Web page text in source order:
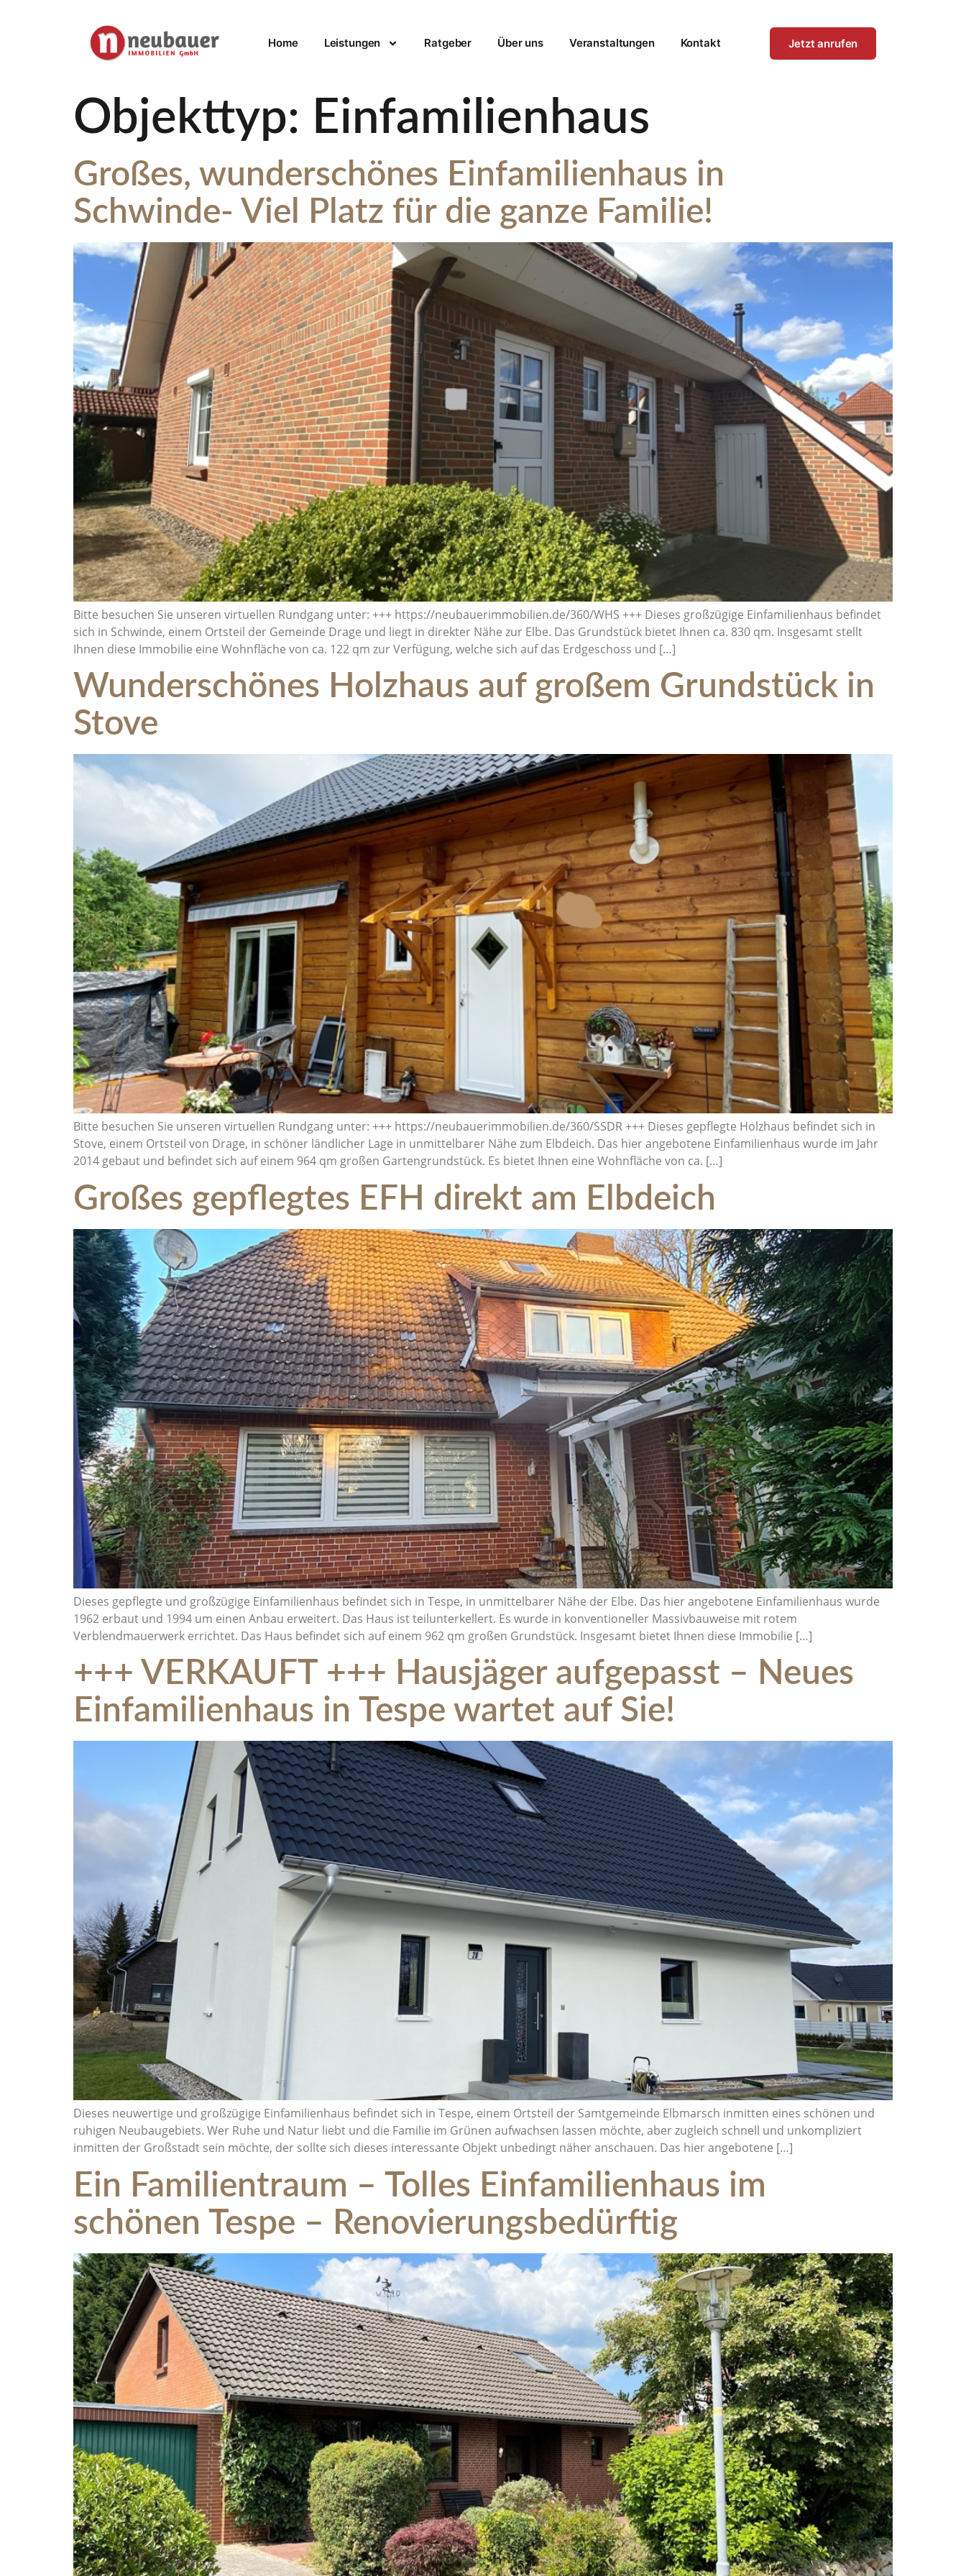
Home Leistungen Ratgeber Über uns Veranstaltungen Kontakt Jetzt anrufen
Objekttyp: Einfamilienhaus
Großes, wunderschönes Einfamilienhaus in
Schwinde- Viel Platz für die ganze Familie!
Bitte besuchen Sie unseren virtuellen Rundgang unter: +++ https://neubauerimmobilien.de/360/WHS +++ Dieses großzügige Einfamilienhaus befindet
sich in Schwinde, einem Ortsteil der Gemeinde Drage und liegt in direkter Nähe zur Elbe. Das Grundstück bietet Ihnen ca. 830 qm. Insgesamt stellt
Ihnen diese Immobilie eine Wohnfläche von ca. 122 qm zur Verfügung, welche sich auf das Erdgeschoss und […]
Wunderschönes Holzhaus auf großem Grundstück in
Stove
Bitte besuchen Sie unseren virtuellen Rundgang unter: +++ https://neubauerimmobilien.de/360/SSDR +++ Dieses gepflegte Holzhaus befindet sich in
Stove, einem Ortsteil von Drage, in schöner ländlicher Lage in unmittelbarer Nähe zum Elbdeich. Das hier angebotene Einfamilienhaus wurde im Jahr
2014 gebaut und befindet sich auf einem 964 qm großen Gartengrundstück. Es bietet Ihnen eine Wohnfläche von ca. […]
Großes gepflegtes EFH direkt am Elbdeich
Dieses gepflegte und großzügige Einfamilienhaus befindet sich in Tespe, in unmittelbarer Nähe der Elbe. Das hier angebotene Einfamilienhaus wurde
1962 erbaut und 1994 um einen Anbau erweitert. Das Haus ist teilunterkellert. Es wurde in konventioneller Massivbauweise mit rotem
Verblendmauerwerk errichtet. Das Haus befindet sich auf einem 962 qm großen Grundstück. Insgesamt bietet Ihnen diese Immobilie […]
+++ VERKAUFT +++ Hausjäger aufgepasst – Neues
Einfamilienhaus in Tespe wartet auf Sie!
Dieses neuwertige und großzügige Einfamilienhaus befindet sich in Tespe, einem Ortsteil der Samtgemeinde Elbmarsch inmitten eines schönen und
ruhigen Neubaugebiets. Wer Ruhe und Natur liebt und die Familie im Grünen aufwachsen lassen möchte, aber zugleich schnell und unkompliziert
inmitten der Großstadt sein möchte, der sollte sich dieses interessante Objekt unbedingt näher anschauen. Das hier angebotene […]
Ein Familientraum – Tolles Einfamilienhaus im
schönen Tespe – Renovierungsbedürftig